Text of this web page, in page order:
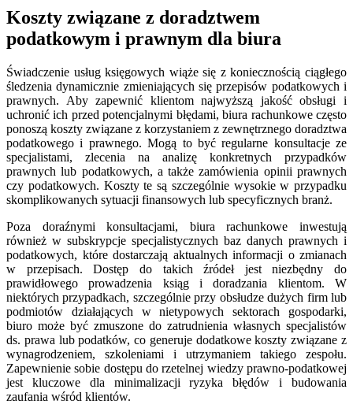
Koszty związane z doradztwem
podatkowym i prawnym dla biura
Świadczenie usług księgowych wiąże się z koniecznością ciągłego
śledzenia dynamicznie zmieniających się przepisów podatkowych i
prawnych. Aby zapewnić klientom najwyższą jakość obsługi i
uchronić ich przed potencjalnymi błędami, biura rachunkowe często
ponoszą koszty związane z korzystaniem z zewnętrznego doradztwa
podatkowego i prawnego. Mogą to być regularne konsultacje ze
specjalistami, zlecenia na analizę konkretnych przypadków
prawnych lub podatkowych, a także zamówienia opinii prawnych
czy podatkowych. Koszty te są szczególnie wysokie w przypadku
skomplikowanych sytuacji finansowych lub specyficznych branż.
Poza doraźnymi konsultacjami, biura rachunkowe inwestują
również w subskrypcje specjalistycznych baz danych prawnych i
podatkowych, które dostarczają aktualnych informacji o zmianach
w przepisach. Dostęp do takich źródeł jest niezbędny do
prawidłowego prowadzenia ksiąg i doradzania klientom. W
niektórych przypadkach, szczególnie przy obsłudze dużych firm lub
podmiotów działających w nietypowych sektorach gospodarki,
biuro może być zmuszone do zatrudnienia własnych specjalistów
ds. prawa lub podatków, co generuje dodatkowe koszty związane z
wynagrodzeniem, szkoleniami i utrzymaniem takiego zespołu.
Zapewnienie sobie dostępu do rzetelnej wiedzy prawno-podatkowej
jest kluczowe dla minimalizacji ryzyka błędów i budowania
zaufania wśród klientów.